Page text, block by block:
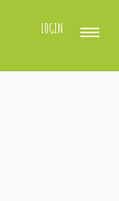
LOGIN